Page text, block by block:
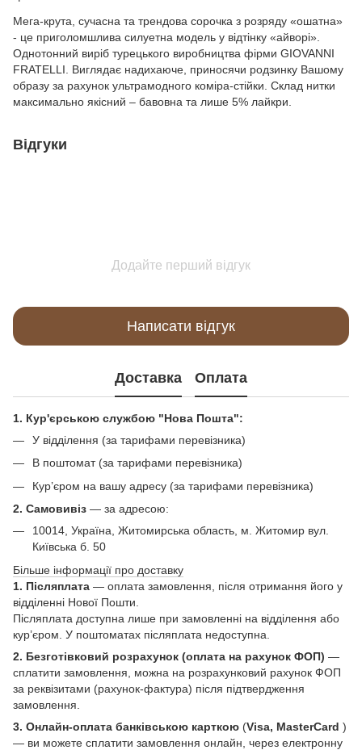
Мега-крута, сучасна та трендова сорочка з розряду «ошатна»
- це приголомшлива силуетна модель у відтінку «айворі».
Однотонний виріб турецького виробництва фірми GIOVANNI
FRATELLI. Виглядає надихаюче, приносячи родзинку Вашому
образу за рахунок ультрамодного коміра-стійки. Склад нитки
максимально якісний – бавовна та лише 5% лайкри.
Відгуки
Додайте перший відгук
Написати відгук
Доставка Оплата
1. Кур'єрською службою "Нова Пошта":
У відділення (за тарифами перевізника)
В поштомат (за тарифами перевізника)
Кур’єром на вашу адресу (за тарифами перевізника)
2. Самовивіз — за адресою:
10014, Україна, Житомирська область, м. Житомир вул.
Київська б. 50
Більше інформації про доставку
1. Післяплата — оплата замовлення, після отримання його у
відділенні Нової Пошти.
Післяплата доступна лише при замовленні на відділення або
кур’єром. У поштоматах післяплата недоступна.
2. Безготівковий розрахунок (оплата на рахунок ФОП) —
сплатити замовлення, можна на розрахунковий рахунок ФОП
за реквізитами (рахунок-фактура) після підтвердження
замовлення.
3. Онлайн-оплата банківською карткою (Visa, MasterCard )
— ви можете сплатити замовлення онлайн, через електронну